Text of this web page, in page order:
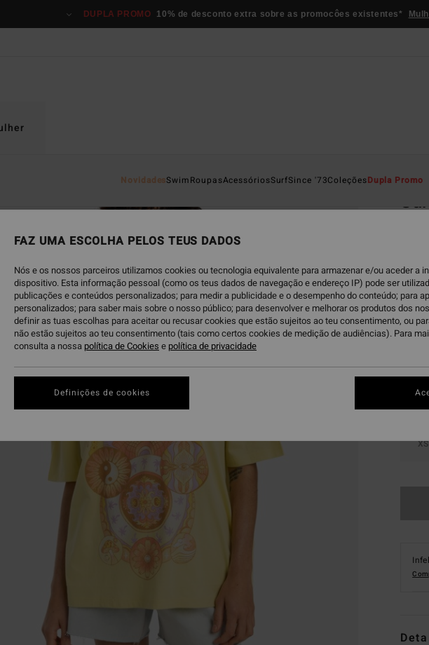
DUPLA PROMO 10% de desconto extra sobre as promocôes existentes*
NovidadesSwimRoupasAcessóriosSurfSince '73ColeçõesDupla Promo
T-
€
Cor
XS
FAZ UMA ESCOLHA PELOS TEUS DADOS
Nós e os nossos parceiros utilizamos cookies ou tecnologia equivalente para armazenar e/ou aceder a
dispositivo. Esta informação pessoal (como os teus dados de navegação e endereço IP) pode ser
publicações e conteúdos personalizados; para medir a publicidade e o desempenho do conteúdo; para
personalizados; para saber mais sobre o nosso público; para desenvolver e melhorar os produtos dos
definir as tuas escolhas para aceitar ou recusar cookies que estão sujeitos ao teu consentimento, ou
não estão sujeitos ao teu consentimento (tais como certos cookies de medição de audiências). Para
consulta a nossa política de Cookies e política de privacidade
Definições de cookies